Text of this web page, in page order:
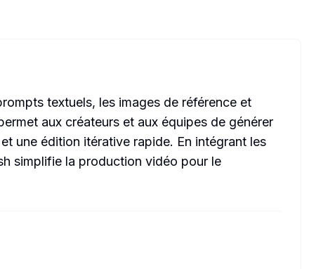
textuels, les images de référence et
aux créateurs et aux équipes de générer
une édition itérative rapide. En intégrant les
simplifie la production vidéo pour le